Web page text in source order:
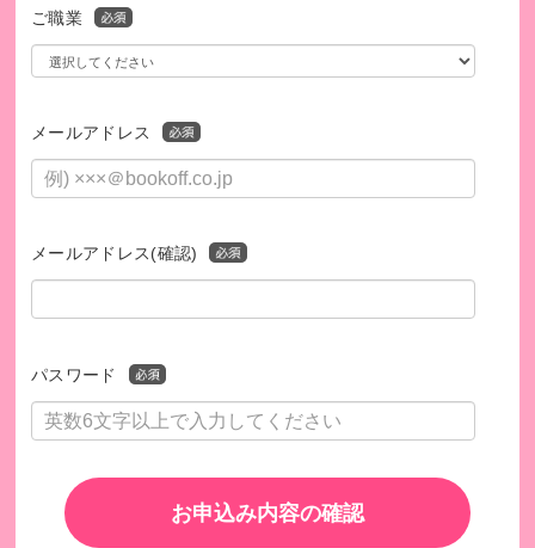
「家族のために看護師に！」
例えばネパールでは、基本的な学費は無料でも、制服や靴、
学や進学の妨げになっています。この費用をサポートするこ
とで、子どもたちは学校で学び続けることができます。
ご職業
メールアドレス
メールアドレス(確認)
パスワード
お申込み内容の確認